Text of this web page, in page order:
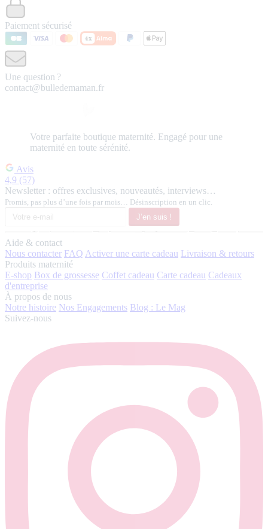
Paiement sécurisé
Une question ?
contact@bulledemaman.fr
Votre parfaite boutique maternité. Engagé pour une
maternité en toute sérénité.
Avis
4,9 (57)
Newsletter : offres exclusives, nouveautés, interviews…
Promis, pas plus d’une fois par mois… Désinscription en un clic.
J’en suis !
Aide & contact
Nous contacter FAQ Activer une carte cadeau Livraison & retours
Produits maternité
E-shop Box de grossesse Coffet cadeau Carte cadeau Cadeaux
d'entreprise
À propos de nous
Notre histoire Nos Engagements Blog : Le Mag
Suivez-nous